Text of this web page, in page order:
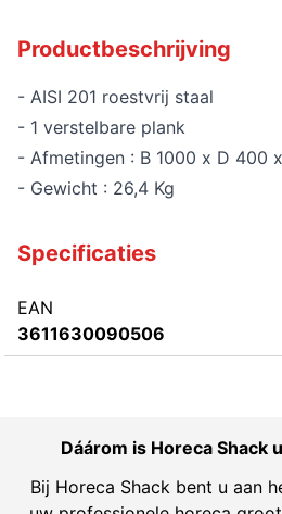
Productbeschrijving
- AISI 201 roestvrij staal
- 1 verstelbare plank
- Afmetingen : B 1000 x D 400
- Gewicht : 26,4 Kg
Specificaties
EAN
3611630090506
Dáárom is Horeca Shack
Bij Horeca Shack bent u aan